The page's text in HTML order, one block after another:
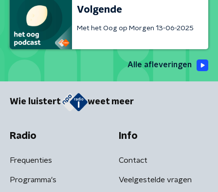
Volgende
Met het Oog op Morgen 13-06-2025
Alle afleveringen
Wie luistert weet meer
Radio
Frequenties
Programma's
Info
Contact
Veelgestelde vragen